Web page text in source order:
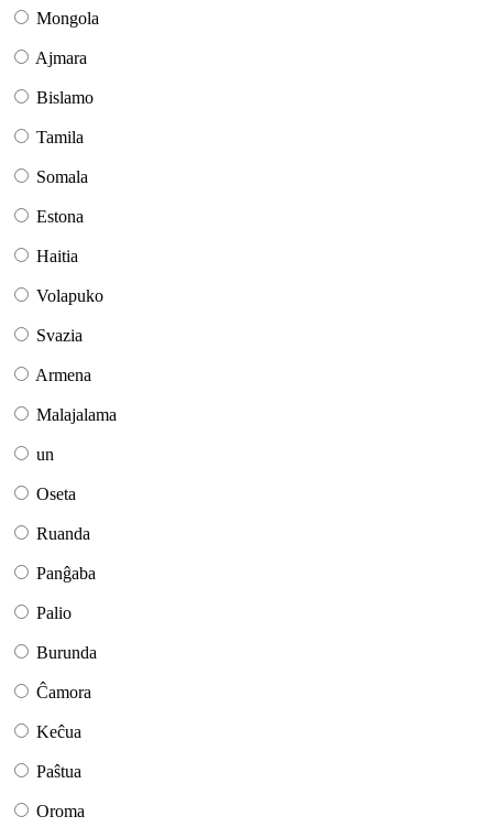
Mongola
Ajmara
Bislamo
Tamila
Somala
Estona
Haitia
Volapuko
Svazia
Armena
Malajalama
un
Oseta
Ruanda
Panĝaba
Palio
Burunda
Ĉamora
Keĉua
Paŝtua
Oroma